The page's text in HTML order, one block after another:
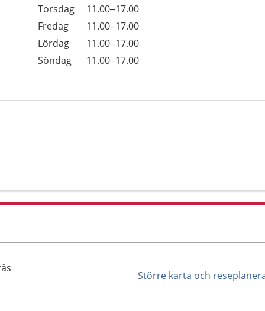
Torsdag
11.00–17.00
Fredag
11.00–17.00
Lördag
11.00–17.00
Söndag
11.00–17.00
Större karta och